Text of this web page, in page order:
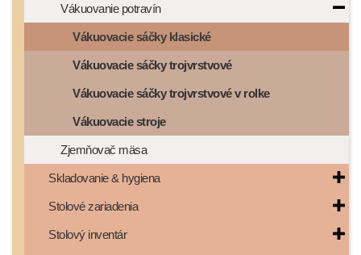
Vákuovanie potravín
Vákuovacie sáčky klasické
Vákuovacie sáčky trojvrstvové
Vákuovacie sáčky trojvrstvové v rolke
Vákuovacie stroje
Zjemňovač mäsa
Skladovanie & hygiena
Stolové zariadenia
Stolový inventár